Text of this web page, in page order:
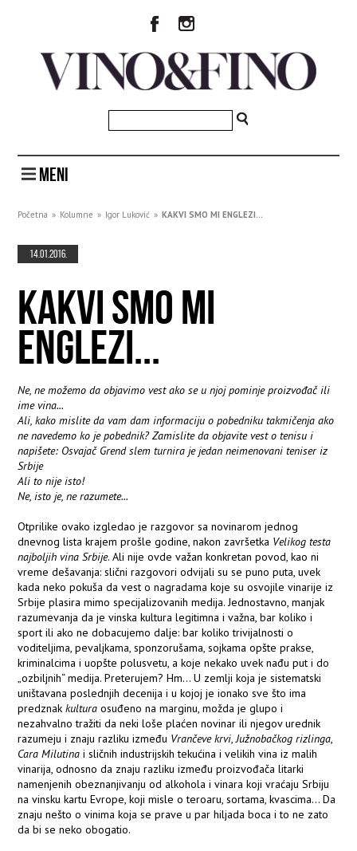
MENI
Početna » Kolumne » Igor Luković » KAKVI SMO MI ENGLEZI...
14.01.2016.
KAKVI SMO MI
ENGLEZI...
Ne, ne možemo da objavimo vest ako se u njoj pominje proizvođač ili
ime vina...
Ali, kako mislite da vam dam informaciju o pobedniku takmičenja ako
ne navedemo ko je pobednik? Zamislite da objavite vest o tenisu i
napišete: Osvajač Grend slem turnira je jedan neimenovani teniser iz
Srbije
Ali to nije isto!
Ne, isto je, ne razumete...
Otprilike ovako izgledao je razgovor sa novinarom jednog
dnevnog lista krajem prošle godine, nakon završetka Velikog testa
najboljih vina Srbije. Ali nije ovde važan konkretan povod, kao ni
vreme dešavanja: slični razgovori odvijali su se puno puta, uvek
kada neko pokuša da vest o nagradama koje su osvojile vinarije iz
Srbije plasira mimo specijalizovanih medija. Jednostavno, manjak
razumevanja da je vinska kultura legitimna i važna, bar koliko i
sport ili ako ne dobacujemo dalje: bar koliko trivijalnosti o
voditeljima, pevaljkama, sponzorušama, sojkama opšte prakse,
kriminalcima i uopšte polusvetu, a koje nekako uvek nađu put i do
„ozbiljnih“ medija. Preterujem? Hm... U zemlji koja je sistematski
uništavana poslednjih decenija i u kojoj je ionako sve što ima
predznakkultura osuđeno na marginu, možda je glupo i
nezahvalno tražiti da neki loše plaćen novinar ili njegov urednik
razumeju i znaju razliku između Vrančeve krvi Južnobačkog rizlinga
Cara Milutina i sličnih industrijskih tekućina i velikih vina iz malih
vinarija, odnosno da znaju razliku između proizvođača litarki
namenjenih obeznanjivanju od alkohola i vinara koji vraćaju Srbiju
na vinsku kartu Evrope, koji misle o teroaru, sortama, kvascima... Da
znaju nešto o vinima koja se prave u par hiljada boca i to ne zato
da bi se neko obogatio.